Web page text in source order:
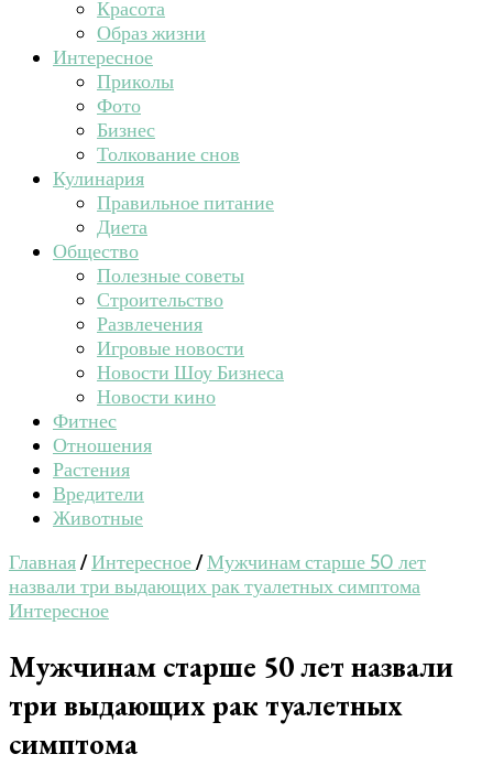
Красота
Образ жизни
Интересное
Приколы
Фото
Бизнес
Толкование снов
Кулинария
Правильное питание
Диета
Общество
Полезные советы
Строительство
Развлечения
Игровые новости
Новости Шоу Бизнеса
Новости кино
Фитнес
Отношения
Растения
Вредители
Животные
Главная/Интересное/Мужчинам старше 50 лет
назвали три выдающих рак туалетных симптома
Интересное
Мужчинам старше 50 лет назвали
три выдающих рак туалетных
симптома